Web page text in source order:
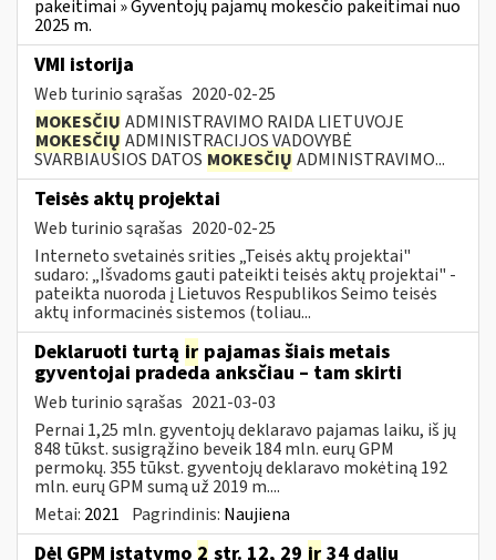
pakeitimai » Gyventojų pajamų mokesčio pakeitimai nuo
2025 m.
VMI istorija
Web turinio sąrašas 2020-02-25
MOKESČIŲ ADMINISTRAVIMO RAIDA LIETUVOJE
MOKESČIŲ ADMINISTRACIJOS VADOVYBĖ
SVARBIAUSIOS DATOS MOKESČIŲ ADMINISTRAVIMO...
Teisės aktų projektai
Web turinio sąrašas 2020-02-25
Interneto svetainės srities „Teisės aktų projektai"
sudaro: „Išvadoms gauti pateikti teisės aktų projektai" -
pateikta nuoroda į Lietuvos Respublikos Seimo teisės
aktų informacinės sistemos (toliau...
Deklaruoti turtą ir pajamas šiais metais
gyventojai pradeda anksčiau – tam skirti
Web turinio sąrašas 2021-03-03
Pernai 1,25 mln. gyventojų deklaravo pajamas laiku, iš jų
848 tūkst. susigrąžino beveik 184 mln. eurų GPM
permokų. 355 tūkst. gyventojų deklaravo mokėtiną 192
mln. eurų GPM sumą už 2019 m....
Metai: 2021 Pagrindinis: Naujiena
Dėl GPM įstatymo 2 str. 12, 29 ir 34 dalių